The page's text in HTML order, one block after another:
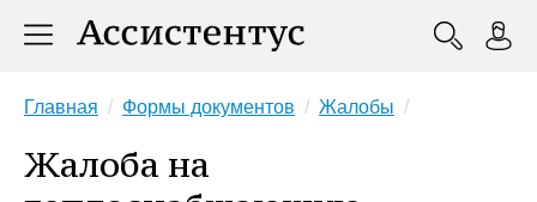
Главная Формы документов Жалобы
Жалоба на